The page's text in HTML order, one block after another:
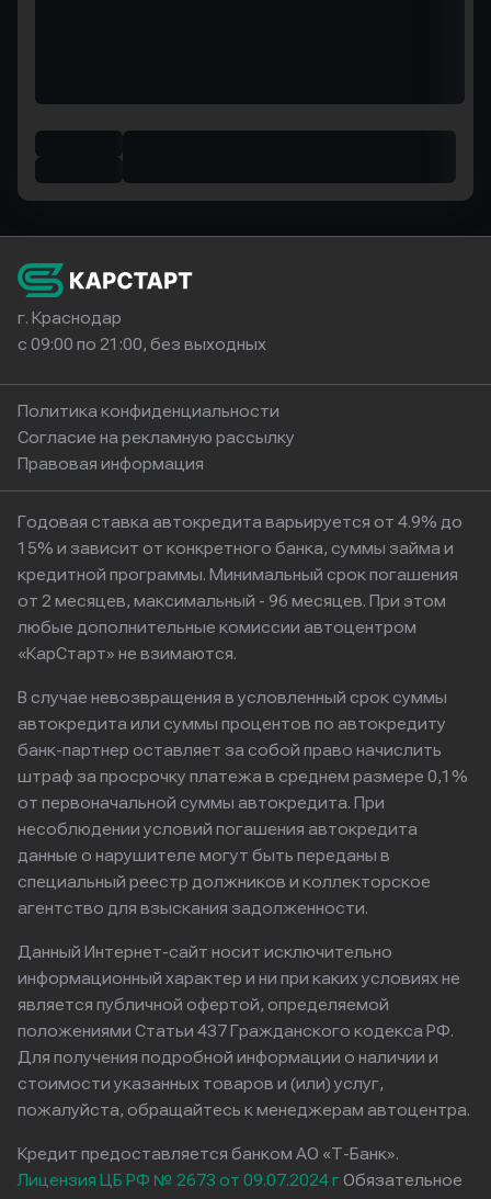
г. Краснодар
с 09:00 по 21:00, без выходных
Политика конфиденциальности
Согласие на рекламную рассылку
Правовая информация
Годовая ставка автокредита варьируется от 4.9% до
15% и зависит от конкретного банка, суммы займа и
кредитной программы. Минимальный срок погашения
от 2 месяцев, максимальный - 96 месяцев. При этом
любые дополнительные комиссии автоцентром
«КарСтарт» не взимаются.
В случае невозвращения в условленный срок суммы
автокредита или суммы процентов по автокредиту
банк-партнер оставляет за собой право начислить
штраф за просрочку платежа в среднем размере 0,1%
от первоначальной суммы автокредита. При
несоблюдении условий погашения автокредита
данные о нарушителе могут быть переданы в
специальный реестр должников и коллекторское
агентство для взыскания задолженности.
Данный Интернет-сайт носит исключительно
информационный характер и ни при каких условиях не
является публичной офертой, определяемой
положениями Статьи 437 Гражданского кодекса РФ.
Для получения подробной информации о наличии и
стоимости указанных товаров и (или) услуг,
пожалуйста, обращайтесь к менеджерам автоцентра.
Кредит предоставляется банком АО «Т-Банк».
Лицензия ЦБ РФ № 2673 от 09.07.2024 гОбязательное